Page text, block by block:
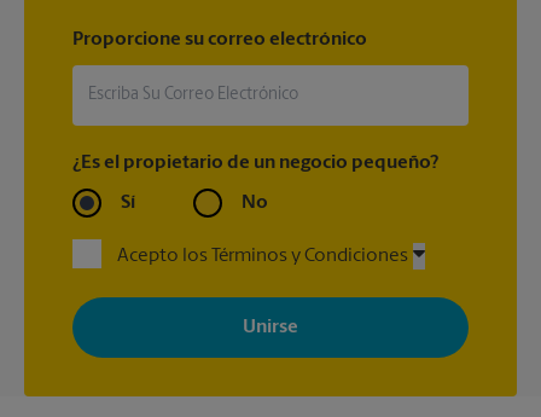
Proporcione su correo electrónico
¿Es el propietario de un negocio pequeño?
Sí No
Acepto los Términos y Condiciones
Al registrarse, acepta recibir correos electrónicos de The UPS
Store con noticias, ofertas especiales, promociones y mensajes
adaptados a sus intereses. Puede darse de baja en cualquier
momento. Para más información, consulte nuestra política de